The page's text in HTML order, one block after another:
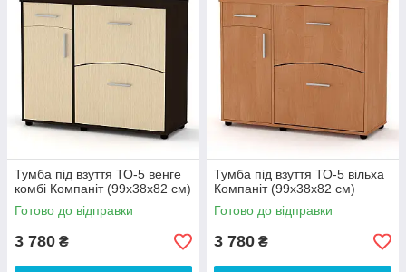
Тумба під взуття ТО-5 венге
комбі Компаніт (99х38х82 см)
Готово до відправки
3 780 ₴
Тумба під взуття ТО-5 вільха
Компаніт (99х38х82 см)
Готово до відправки
3 780 ₴